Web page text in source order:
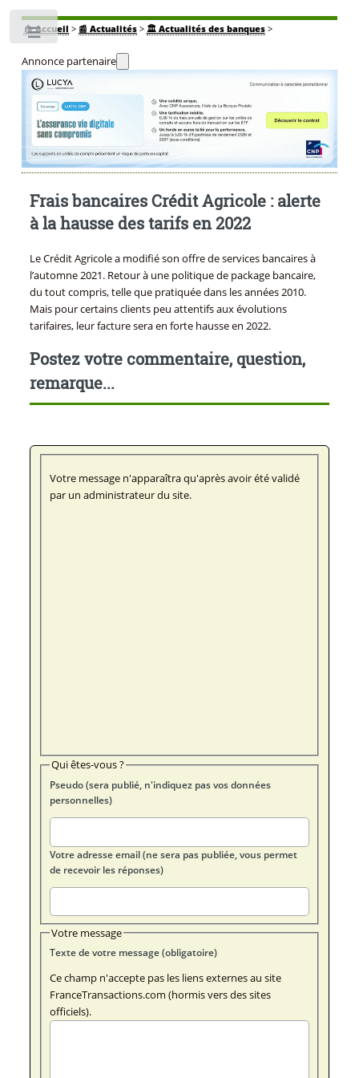
🏠Accueil > 📰 Actualités> 🏛️ Actualités des banques>
Annonce partenaire
Frais bancaires Crédit Agricole : alerte
à la hausse des tarifs en 2022
Le Crédit Agricole a modifié son offre de services bancaires à
l’automne 2021. Retour à une politique de package bancaire,
du tout compris, telle que pratiquée dans les années 2010.
Mais pour certains clients peu attentifs aux évolutions
tarifaires, leur facture sera en forte hausse en 2022.
Postez votre commentaire, question,
remarque...
Votre message n'apparaîtra qu'après avoir été validé
par un administrateur du site.
Qui êtes-vous ?
Pseudo (sera publié, n'indiquez pas vos données
personnelles)
Votre adresse email (ne sera pas publiée, vous permet
de recevoir les réponses)
Votre message
Texte de votre message (obligatoire)
Ce champ n'accepte pas les liens externes au site
FranceTransactions.com (hormis vers des sites
officiels).
Toggle